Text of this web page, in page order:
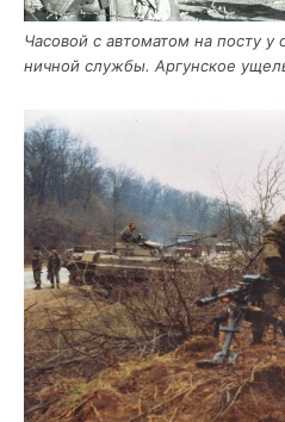
Часо­вой с авто­ма­том на посту
нич­ной служ­бы. Аргун­ское